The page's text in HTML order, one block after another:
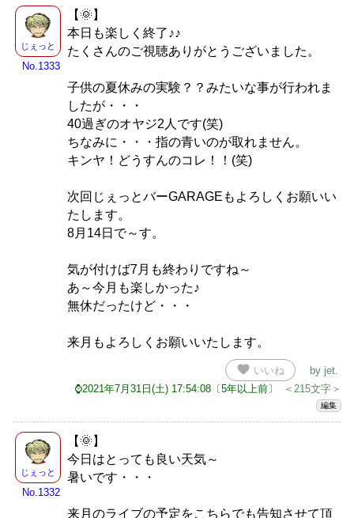
じぇっと
No.1333
【🌞】
本日も楽しく終了♪♪
たくさんのご視聴ありがとうございました。
子供の夏休みの実験？？みたいな事が行われま
したが・・・
40過ぎのオヤジ2人です(笑)
ちなみに・・・指の青いのが取れません。
キンヤ！どうすんのコレ！！(笑)
次回じぇっとバーGARAGEもよろしくお願いい
たします。
8月14日で～す。
気が付けば7月も終わりですね～
あ～今月も楽しかった♪
無休だったけど・・・
来月もよろしくお願いいたします。
favorite いいね by jet
⌚2021年7月31日(土) 17:54:08〔5年以上前〕
＜215文字＞
編集
じぇっと
No.1332
【🌞】
今日はとっても良い天気～
暑いです・・・
来月のライブの予定をこちらでも告知させて頂